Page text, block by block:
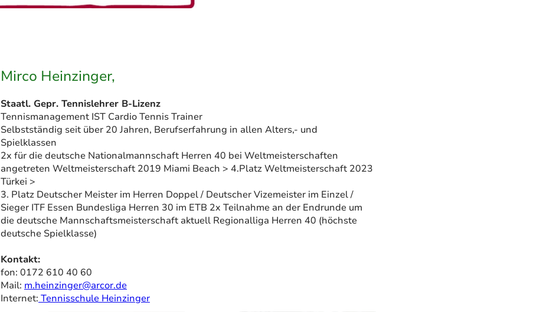
Mirco Heinzinger,
Staatl. Gepr. Tennislehrer B-Lizenz
Tennismanagement IST Cardio Tennis Trainer
Selbstständig seit über 20 Jahren, Berufserfahrung in allen Alters,- und
Spielklassen
2x für die deutsche Nationalmannschaft Herren 40 bei Weltmeisterschaften
angetreten Weltmeisterschaft 2019 Miami Beach > 4.Platz Weltmeisterschaft 2023
Türkei >
3. Platz Deutscher Meister im Herren Doppel / Deutscher Vizemeister im Einzel /
Sieger ITF Essen Bundesliga Herren 30 im ETB 2x Teilnahme an der Endrunde um
die deutsche Mannschaftsmeisterschaft aktuell Regionalliga Herren 40 (höchste
deutsche Spielklasse)
Kontakt:
fon: 0172 610 40 60
Mail: m.heinzinger@arcor.de
Internet: Tennisschule Heinzinger